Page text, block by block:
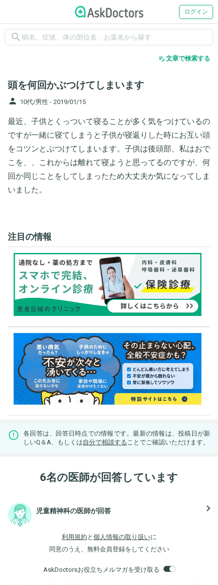
ログイン
search
edit_note文章で検索する
頭を何回かぶつけてしまいます
person 10代/男性 - 2019/01/15
最近、子供とくっついて寝ることが多く気をつけているの
ですが一緒に寝てしまうと子供が寝返りした時にお互い頭
をコツンとぶつけてしまいます。子供は後頭部、私はおで
こを、、これからは離れて寝ようと思ってるのですが、何
回か同じことをしてしまったため大丈夫か気になってしま
いました。
注目の情報
各回答は、回答日時点での情報です。最新の情報は、投稿日が新
しいQ＆A、もしくは自分で相談する ことでご確認いただけます。
6名の医師が回答しています
児童精神科の医師が回答 navigate_next
利用規約 と 個人情報の取り扱いに
同意のうえ、無料会員登録をしてください
AskDoctorsお役立ちメルマガを受け取る